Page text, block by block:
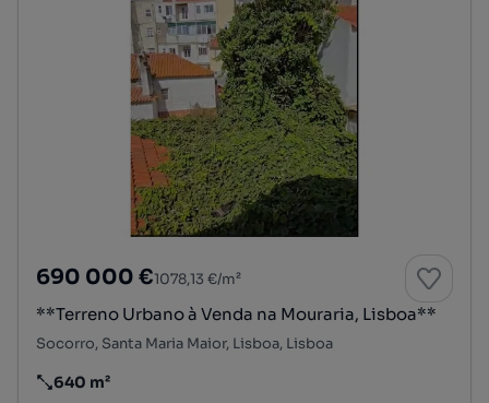
690 000 €1078,13 €/m²
**Terreno Urbano à Venda na Mouraria, Lisboa**
Socorro, Santa Maria Maior, Lisboa, Lisboa
Preço por metro quadrado
640 m²